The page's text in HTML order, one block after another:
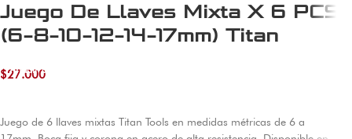
Juego De Llaves Mixta X 6 PCS
(6-8-10-12-14-17mm) Titan
$27.000
Añadir al carrito
Juego de 6 llaves mixtas Titan Tools en medidas métricas de 6 a